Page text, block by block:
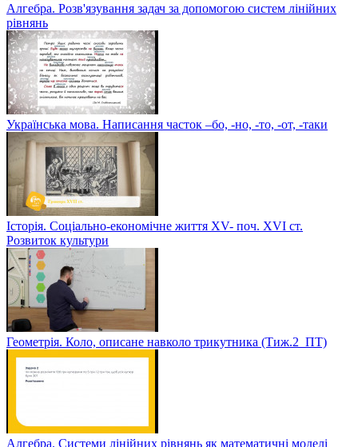
Алгебра. Розв'язування задач за допомогою систем лінійних
рівнянь
Українська мова. Написання часток –бо, -но, -то, -от, -таки
Історія. Соціально-економічне життя XV- поч. XVI ст.
Розвиток культури
Геометрія. Коло, описане навколо трикутника (Тиж.2_ПТ)
Алгебра. Системи лінійних рівнянь як математичні моделі